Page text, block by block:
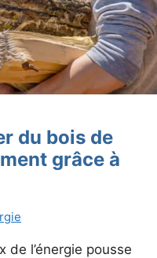
du bois de
grâce à
de l’énergie pousse